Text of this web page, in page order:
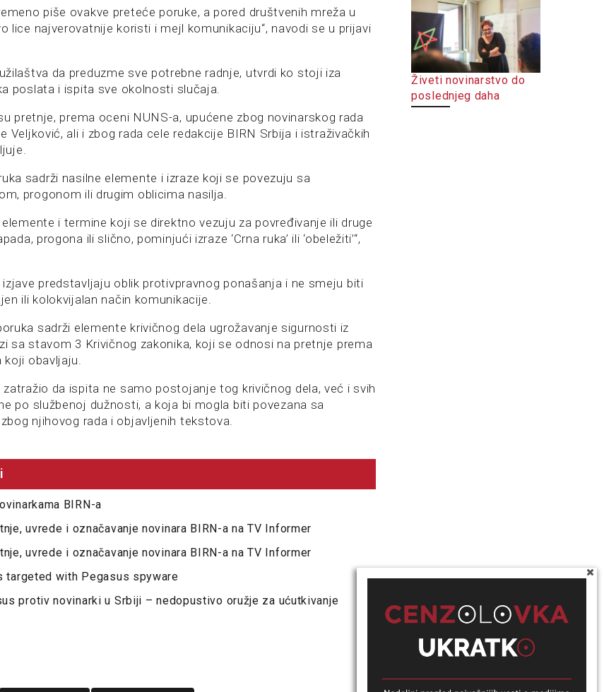
piše ovakve preteće poruke, a pored društvenih mreža u
lice najverovatnije koristi i mejl komunikaciju“, navodi se u prijavi
da preduzme sve potrebne radnje, utvrdi ko stoji iza
poslata i ispita sve okolnosti slučaja.
pretnje, prema oceni NUNS-a, upućene zbog novinarskog rada
Veljković, ali i zbog rada cele redakcije BIRN Srbija i istraživačkih
sadrži nasilne elemente i izraze koji se povezuju sa
progonom ili drugim oblicima nasilja.
elemente i termine koji se direktno vezuju za povređivanje ili druge
progona ili slično, pominjući izraze ‘Crna ruka’ ili ‘obeležiti’“,
predstavljaju oblik protivpravnog ponašanja i ne smeju biti
ili kolokvijalan način komunikacije.
sadrži elemente krivičnog dela ugrožavanje sigurnosti iz
sa stavom 3 Krivičnog zakonika, koji se odnosi na pretnje prema
koji obavljaju.
da ispita ne samo postojanje tog krivičnog dela, već i svih
po službenoj dužnosti, a koja bi mogla biti povezana sa
njihovog rada i objavljenih tekstova.
BIRN-a
uvrede i označavanje novinara BIRN-a na TV Informer
uvrede i označavanje novinara BIRN-a na TV Informer
targeted with Pegasus spyware
protiv novinarki u Srbiji – nedopustivo oružje za ućutkivanje
Živeti novinarstvo do
poslednjeg daha